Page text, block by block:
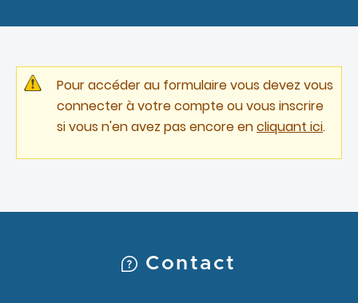
Pour accéder au formulaire vous devez vous
connecter à votre compte ou vous inscrire
si vous n'en avez pas encore encliquant ici.
Contact